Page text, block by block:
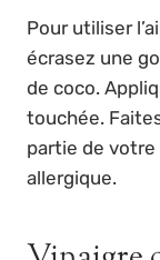
Pour utiliser
écrasez une
de coco.
touchée.
partie de votre
allergique.